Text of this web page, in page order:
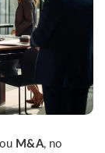
M&A, no